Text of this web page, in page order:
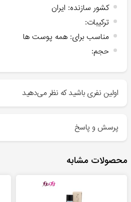
کشور سازنده: ایران
ترکیبات:
مناسب برای: همه پوست ها
حجم:
اولین نفری باشید که نظر می‌دهید
پرسش و پاسخ
محصولات مشابه